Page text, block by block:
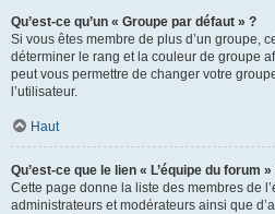
Qu’est-ce qu’un « Groupe par défaut » ?
Si vous êtes membre de plus d’un groupe,
déterminer le rang et la couleur de groupe
peut vous permettre de changer votre
l’utilisateur.
Haut
Qu’est-ce que le lien « L’équipe du forum »
Cette page donne la liste des membres de
administrateurs et modérateurs ainsi que